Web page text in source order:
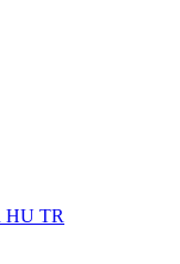
HU TR